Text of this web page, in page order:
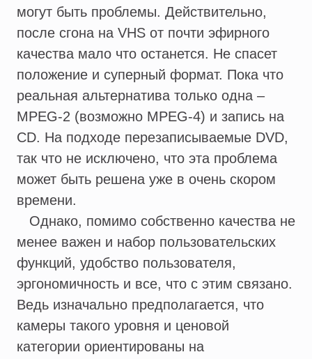
могут быть проблемы. Действительно,
после сгона на VHS от почти эфирного
качества мало что останется. Не спасет
положение и суперный формат. Пока что
реальная альтернатива только одна –
MPEG-2 (возможно MPEG-4) и запись на
CD. На подходе перезаписываемые DVD,
так что не исключено, что эта проблема
может быть решена уже в очень скором
времени.
Однако, помимо собственно качества не
менее важен и набор пользовательских
функций, удобство пользователя,
эргономичность и все, что с этим связано.
Ведь изначально предполагается, что
камеры такого уровня и ценовой
категории ориентированы на